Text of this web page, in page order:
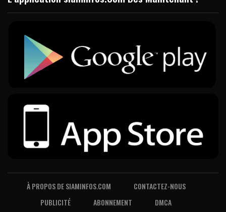
À PROPOS DE SIAMINFOS.COM
CONTACTEZ-NOUS
PUBLICITÉ
ABONNEMENT DMCA